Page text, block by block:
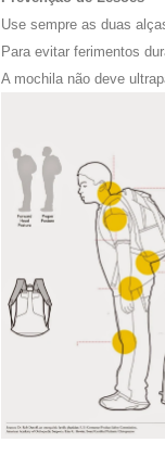
Use sempre as duas
Para evitar ferimentos
A mochila não deve